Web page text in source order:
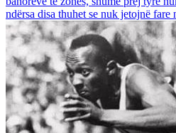
ndërsa disa thuhet se nuk jetojnë fare